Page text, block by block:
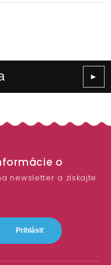
►
o
newsletter a získajte